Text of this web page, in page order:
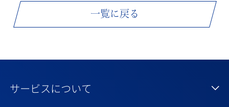
一覧に戻る
サービスについて